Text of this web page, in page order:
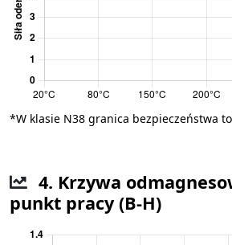
*W klasie N38 granica bezpieczeństwa to
4. Krzywa
punkt pracy (B-H)